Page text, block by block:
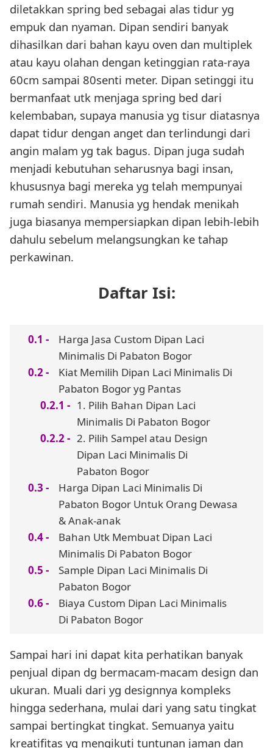
diletakkan spring bed sebagai alas tidur yg
empuk dan nyaman. Dipan sendiri banyak
dihasilkan dari bahan kayu oven dan multiplek
atau kayu olahan dengan ketinggian rata-raya
60cm sampai 80senti meter. Dipan setinggi itu
bermanfaat utk menjaga spring bed dari
kelembaban, supaya manusia yg tisur diatasnya
dapat tidur dengan anget dan terlindungi dari
angin malam yg tak bagus. Dipan juga sudah
menjadi kebutuhan seharusnya bagi insan,
khususnya bagi mereka yg telah mempunyai
rumah sendiri. Manusia yg hendak menikah
juga biasanya mempersiapkan dipan lebih-lebih
dahulu sebelum melangsungkan ke tahap
perkawinan.
Daftar Isi:
Harga Jasa Custom Dipan Laci
Minimalis Di Pabaton Bogor
Kiat Memilih Dipan Laci Minimalis Di
Pabaton Bogor yg Pantas
1. Pilih Bahan Dipan Laci
Minimalis Di Pabaton Bogor
2. Pilih Sampel atau Design
Dipan Laci Minimalis Di
Pabaton Bogor
Harga Dipan Laci Minimalis Di
Pabaton Bogor Untuk Orang Dewasa
& Anak-anak
Bahan Utk Membuat Dipan Laci
Minimalis Di Pabaton Bogor
Sample Dipan Laci Minimalis Di
Pabaton Bogor
Biaya Custom Dipan Laci Minimalis
Di Pabaton Bogor
Sampai hari ini dapat kita perhatikan banyak
penjual dipan dg bermacam-macam design dan
ukuran. Muali dari yg designnya kompleks
hingga sederhana, mulai dari yang satu tingkat
sampai bertingkat tingkat. Semuanya yaitu
kreatifitas yg mengikuti tuntunan jaman dan